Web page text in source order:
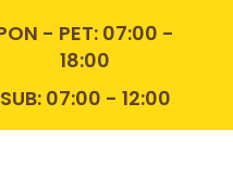
- PET:07:00 -
18:00
SUB: 07:00 - 12:00